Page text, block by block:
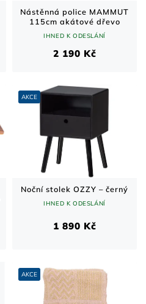
Nástěnná police MAMMUT
115cm akátové dřevo
IHNED K ODESLÁNÍ
2 190 Kč
AKCE
Noční stolek OZZY – černý
IHNED K ODESLÁNÍ
1 890 Kč
AKCE